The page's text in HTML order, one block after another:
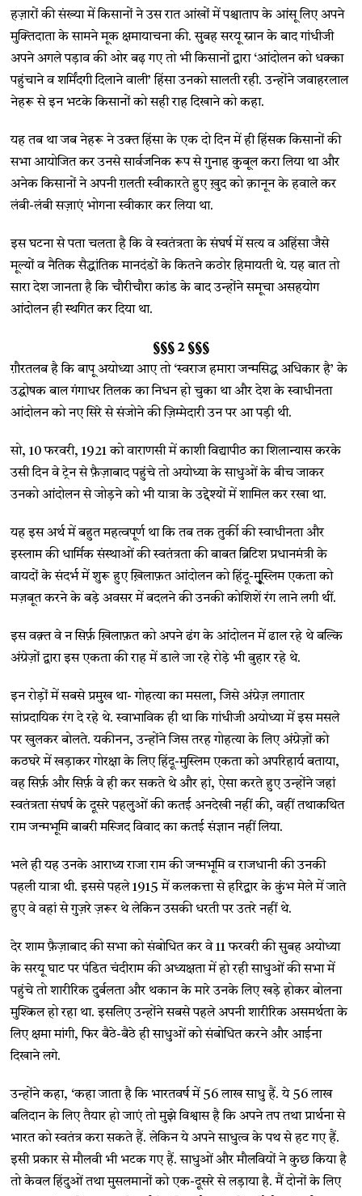
हज़ारों की संख्या में किसानों ने उस रात आंखों में पश्चाताप के आंसू लिए अपने
मुक्तिदाता के सामने मूक क्षमायाचना की. सुबह सरयू स्नान के बाद गांधीजी
अपने अगले पड़ाव की ओर बढ़ गए तो भी किसानों द्वारा ‘आंदोलन को धक्का
पहुंचाने व शर्मिंदगी दिलाने वाली’ हिंसा उनको सालती रही. उन्होंने जवाहरलाल
नेहरू से इन भटके किसानों को सही राह दिखाने को कहा.
यह तब था जब नेहरू ने उक्त हिंसा के एक दो दिन में ही हिंसक किसानों की
सभा आयोजित कर उनसे सार्वजनिक रूप से गुनाह कुबूल करा लिया था और
अनेक किसानों ने अपनी ग़लती स्वीकारते हुए ख़ुद को क़ानून के हवाले कर
लंबी-लंबी सज़ाएं भोगना स्वीकार कर लिया था.
इस घटना से पता चलता है कि वे स्वतंत्रता के संघर्ष में सत्य व अहिंसा जैसे
मूल्यों व नैतिक सैद्धांतिक मानदंडों के कितने कठोर हिमायती थे. यह बात तो
सारा देश जानता है कि चौरीचौरा कांड के बाद उन्होंने समूचा असहयोग
आंदोलन ही स्थगित कर दिया था.
§§§ 2 §§§
ग़ौरतलब है कि बापू अयोध्या आए तो ‘स्वराज हमारा जन्मसिद्ध अधिकार है’ के
उद्घोषक बाल गंगाधर तिलक का निधन हो चुका था और देश के स्वाधीनता
आंदोलन को नए सिरे से संजोने की ज़िम्मेदारी उन पर आ पड़ी थी.
सो, 10 फरवरी, 1921 को वाराणसी में काशी विद्यापीठ का शिलान्यास करके
उसी दिन वे ट्रेन से फ़ैज़ाबाद पहुंचे तो अयोध्या के साधुओं के बीच जाकर
उनको आंदोलन से जोड़ने को भी यात्रा के उद्देश्यों में शामिल कर रखा था.
यह इस अर्थ में बहुत महत्वपूर्ण था कि तब तक तुर्की की स्वाधीनता और
इस्लाम की धार्मिक संस्थाओं की स्वतंत्रता की बाबत ब्रिटिश प्रधानमंत्री के
वायदों के संदर्भ में शुरू हुए ख़िलाफ़त आंदोलन को हिंदू-मूुस्लिम एकता को
मज़बूत करने के बड़े अवसर में बदलने की उनकी कोशिशें रंग लाने लगी थीं.
इस वक़्त वे न सिर्फ़ ख़िलाफ़त को अपने ढंग के आंदोलन में ढाल रहे थे बल्कि
अंग्रेज़ों द्वारा इस एकता की राह में डाले जा रहे रोड़े भी बुहार रहे थे.
इन रोड़ों में सबसे प्रमुख था- गोहत्या का मसला, जिसे अंग्रेज़ लगातार
सांप्रदायिक रंग दे रहे थे. स्वाभाविक ही था कि गांधीजी अयोध्या में इस मसले
पर खुलकर बोलते. यकीनन, उन्होंने जिस तरह गोहत्या के लिए अंग्रेज़ों को
कठघरे में खड़ाकर गोरक्षा के लिए हिंदू-मुस्लिम एकता को अपरिहार्य बताया,
वह सिर्फ़ और सिर्फ़ वे ही कर सकते थे और हां, ऐसा करते हुए उन्होंने जहां
स्वतंत्रता संघर्ष के दूसरे पहलुओं की कतई अनदेखी नहीं की, वहीं तथाकथित
राम जन्मभूमि बाबरी मस्जिद विवाद का कतई संज्ञान नहीं लिया.
भले ही यह उनके आराध्य राजा राम की जन्मभूमि व राजधानी की उनकी
पहली यात्रा थी. इससे पहले 1915 में कलकत्ता से हरिद्वार के कुंभ मेले में जाते
हुए वे वहां से गुज़रे ज़रूर थे लेकिन उसकी धरती पर उतरे नहीं थे.
देर शाम फ़ैज़ाबाद की सभा को संबोधित कर वे 11 फरवरी की सुबह अयोध्या
के सरयू घाट पर पंडित चंदीराम की अध्यक्षता में हो रही साधुओं की सभा में
पहुंचे तो शारीरिक दुर्बलता और थकान के मारे उनके लिए खड़े होकर बोलना
मुश्किल हो रहा था. इसलिए उन्होंने सबसे पहले अपनी शारीरिक असमर्थता के
लिए क्षमा मांगी, फिर बैठे-बैठे ही साधुओं को संबोधित करने और आईना
दिखाने लगे.
उन्होंने कहा, ‘कहा जाता है कि भारतवर्ष में 56 लाख साधु हैं. ये 56 लाख
बलिदान के लिए तैयार हो जाएं तो मुझे विश्वास है कि अपने तप तथा प्रार्थना से
भारत को स्वतंत्र करा सकते हैं. लेकिन ये अपने साधुत्व के पथ से हट गए हैं.
इसी प्रकार से मौलवी भी भटक गए हैं. साधुओं और मौलवियों ने कुछ किया है
तो केवल हिंदुओं तथा मुसलमानों को एक-दूसरे से लड़ाया है. मैं दोनों के लिए